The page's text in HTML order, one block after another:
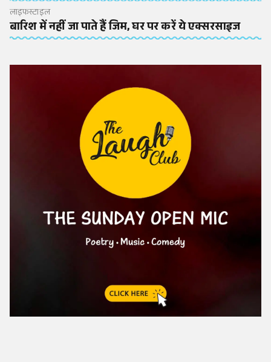
लाइफस्टाइल
बारिश में नहीं जा पाते हैं जिम, घर पर करें ये एक्सरसाइज